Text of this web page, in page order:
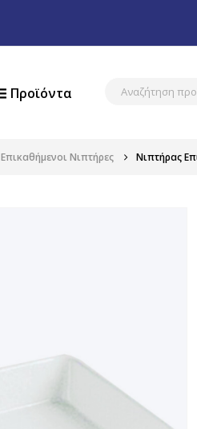
Προϊόντα
Επικαθήμενοι Νιπτήρες Νιπτήρας